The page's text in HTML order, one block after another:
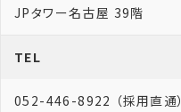
JPタワー名古屋 39階
TEL
052-446-8922 （採用直通）